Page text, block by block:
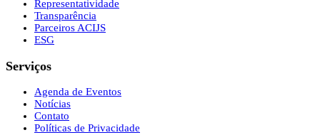
Representatividade
Transparência
Parceiros ACIJS
ESG
Serviços
Agenda de Eventos
Notícias
Contato
Políticas de Privacidade